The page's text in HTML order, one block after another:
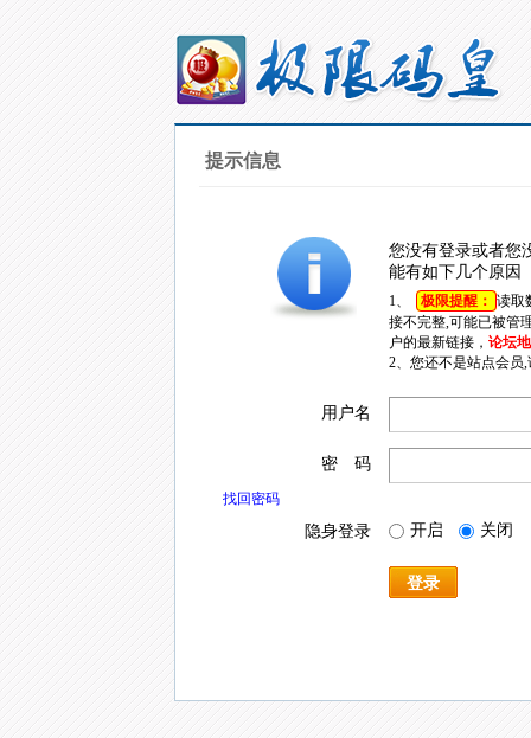
提示信息
您没有登录或者您
能有如下几个原因
1、 极限提醒： 读取
接不完整,可能已被管
户的最新链接， 论坛
2、您还不是站点会员
用户名
密 码
找回密码
隐身登录 开启 关闭
登录